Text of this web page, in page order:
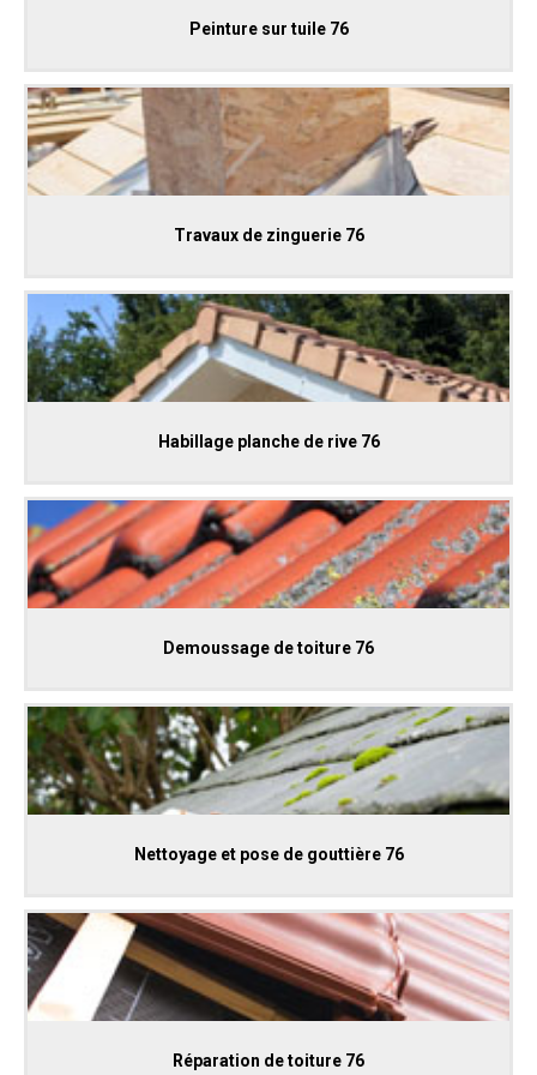
Peinture sur tuile 76
Travaux de zinguerie 76
Habillage planche de rive 76
Demoussage de toiture 76
Nettoyage et pose de gouttière 76
Réparation de toiture 76